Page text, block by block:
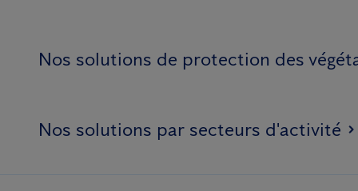
Nos solutions de protection des
Nos solutions par secteurs d'activité